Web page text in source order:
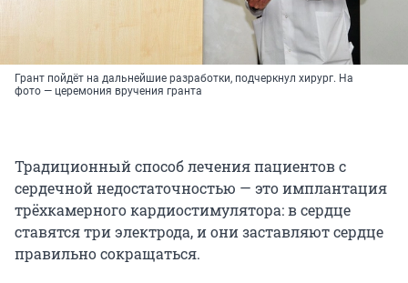
Грант пойдёт на дальнейшие разработки, подчеркнул хирург. На
фото — церемония вручения гранта
Традиционный способ лечения пациентов с
сердечной недостаточностью — это имплантация
трёхкамерного кардиостимулятора: в сердце
ставятся три электрода, и они заставляют сердце
правильно сокращаться.